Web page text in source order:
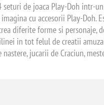
seturi de joaca Play-Doh intr-
cu accesorii Play-
diferite forme si
in tot felul de creatii
jucarii de Craciun,